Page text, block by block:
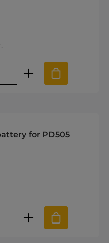
Indtast den
for PD505
Indtast den